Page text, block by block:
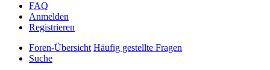
FAQ
Anmelden
Registrieren
Foren-Übersicht Häufig gestellte Fragen
Suche